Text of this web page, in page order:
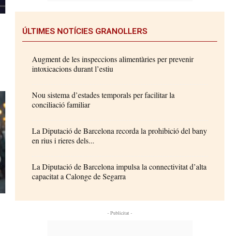
ÚLTIMES NOTÍCIES GRANOLLERS
Augment de les inspeccions alimentàries per prevenir
intoxicacions durant l’estiu
Nou sistema d’estades temporals per facilitar la
conciliació familiar
La Diputació de Barcelona recorda la prohibició del bany
en rius i rieres dels...
La Diputació de Barcelona impulsa la connectivitat d’alta
capacitat a Calonge de Segarra
- Publicitat -